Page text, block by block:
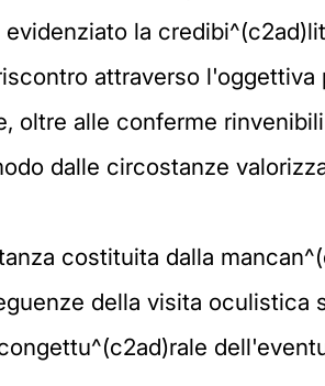
la
attraverso
oltre alle conferme
dalle circostanze
costituita dalla
della visita oculistica